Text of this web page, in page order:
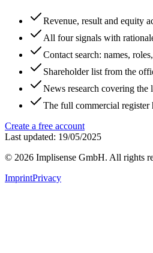
Revenue, result and equity
All four signals with
Contact search: names,
Shareholder list from the
News research covering the
The full commercial register
Create a free account
Last updated: 19/05/2025
© 2026 Implisense GmbH. All rights
ImprintPrivacy